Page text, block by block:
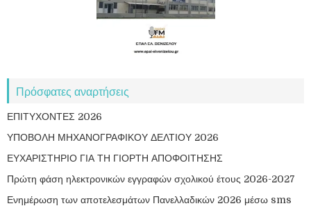
Πρόσφατες αναρτήσεις
ΕΠΙΤΥΧΟΝΤΕΣ 2026
ΥΠΟΒΟΛΗ ΜΗΧΑΝΟΓΡΑΦΙΚΟΥ ΔΕΛΤΙΟΥ 2026
ΕΥΧΑΡΙΣΤΗΡΙΟ ΓΙΑ ΤΗ ΓΙΟΡΤΗ ΑΠΟΦΟΙΤΗΣΗΣ
Πρώτη φάση ηλεκτρονικών εγγραφών σχολικού έτους 2026-2027
Ενημέρωση των αποτελεσμάτων Πανελλαδικών 2026 μέσω sms